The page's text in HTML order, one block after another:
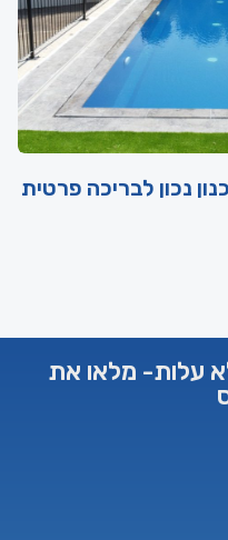
נכון לבריכה פרטית
עלות- מלאו את